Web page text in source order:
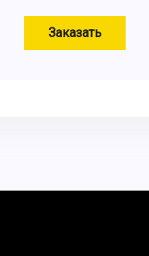
Заказать